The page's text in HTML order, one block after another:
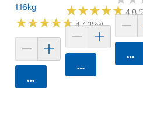
1.16kg
★★★★★
★★★★★4.7 (159)
카트에 담기
★★★★★
★★★★★4.8
카트에 담기
카